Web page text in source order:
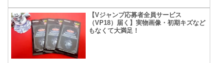
【Vジャンプ応募者全員サービス
（VP18）届く】実物画像・初期キズなど
もなくて大満足！